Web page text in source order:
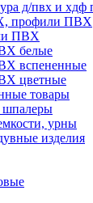
д/пвх и хдф
профили ПВХ
ПВХ
белые
вспененные
цветные
товары
урны
изделия